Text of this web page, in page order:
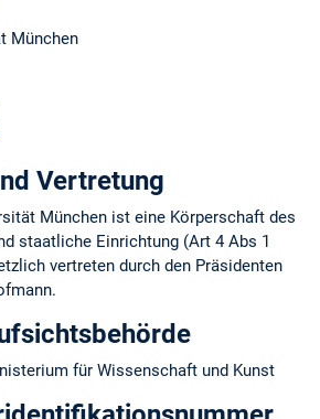
München
Vertretung
München ist eine Körperschaft des
staatliche Einrichtung (Art 4 Abs 1
vertreten durch den Präsidenten
für Wissenschaft und Kunst